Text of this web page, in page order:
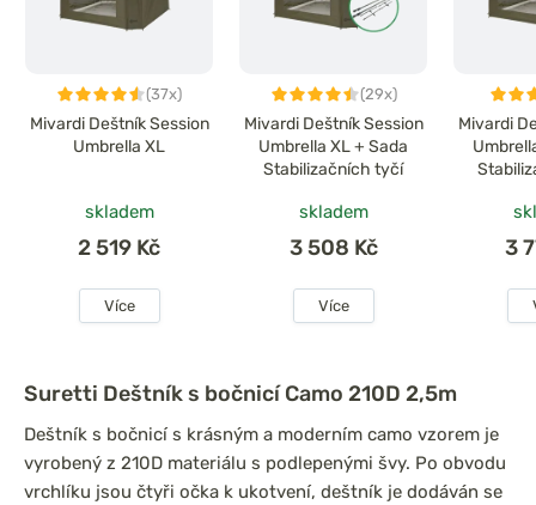
(37x)
Mivardi Deštník Session
Umbrella XL
skladem
2 519 Kč
Více
(29x)
Mivardi Deštník Session
Umbrella XL + Sada
Stabilizačních tyčí
skladem
3 508 Kč
Více
Mivardi
3
Suretti Deštník s bočnicí Camo 210D 2,5m
Deštník s bočnicí s krásným a moderním camo vzorem je
vyrobený z 210D materiálu s podlepenými švy. Po obvodu
vrchlíku jsou čtyři očka k ukotvení, deštník je dodáván se